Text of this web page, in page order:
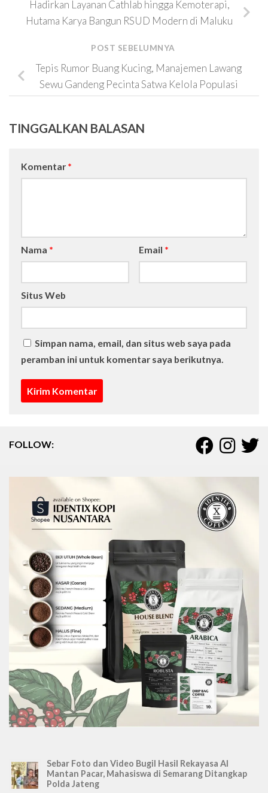
Hadirkan Layanan Cathlab hingga Kemoterapi,
Hutama Karya Bangun RSUD Modern di Maluku
POST SEBELUMNYA
Tepis Rumor Buang Kucing, Manajemen Lawang
Sewu Gandeng Pecinta Satwa Kelola Populasi
TINGGALKAN BALASAN
Komentar *
Nama * Email *
Situs Web
Simpan nama, email, dan situs web saya pada
peramban ini untuk komentar saya berikutnya.
FOLLOW:
Sebar Foto dan Video Bugil Hasil Rekayasa AI
Mantan Pacar, Mahasiswa di Semarang Ditangkap
Polda Jateng